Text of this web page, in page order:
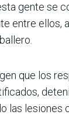
gente se
entre ellos,
que los
las lesiones